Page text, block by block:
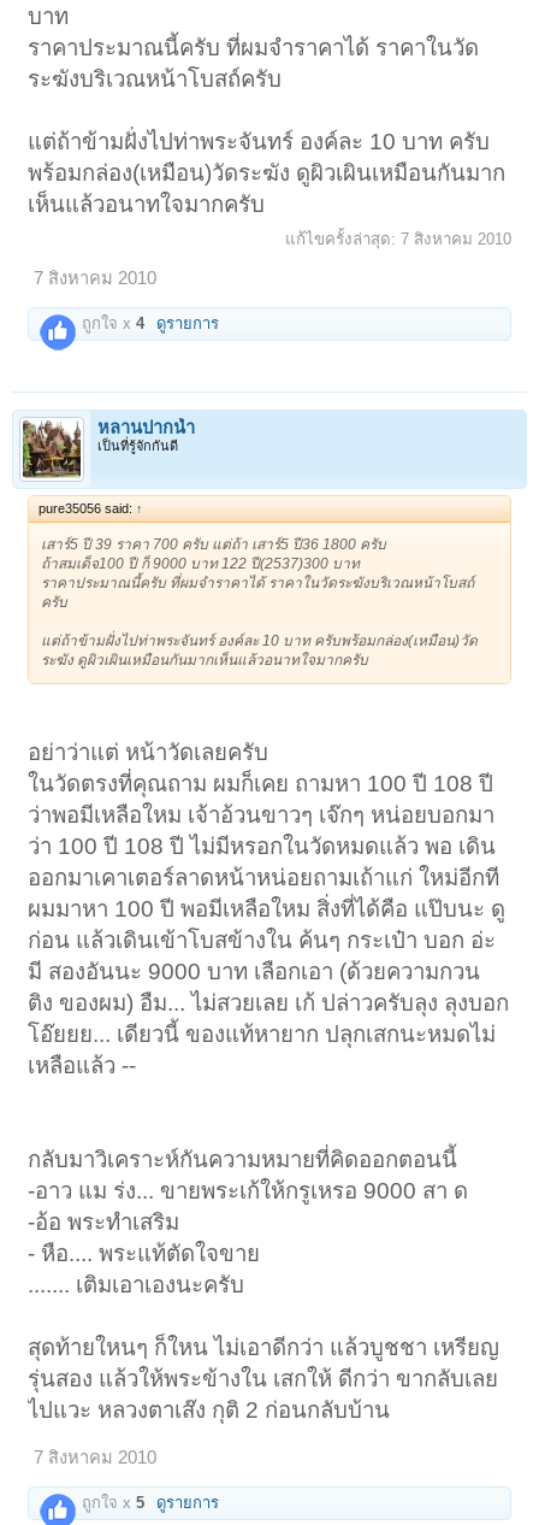
บาท
ราคาประมาณนี้ครับ ที่ผมจำราคาได้ ราคาในวัด
ระฆังบริเวณหน้าโบสถ์ครับ
แต่ถ้าข้ามฝั่งไปท่าพระจันทร์ องค์ละ 10 บาท ครับ
พร้อมกล่อง(เหมือน)วัดระฆัง ดูผิวเผินเหมือนกันมาก
เห็นแล้วอนาทใจมากครับ
แก้ไขครั้งล่าสุด: 7 สิงหาคม 2010
7 สิงหาคม 2010
ถูกใจ x4 ดูรายการ
หลานปากน้ำ
เป็นที่รู้จักกันดี
pure35056 said: ↑
เสาร์5 ปี 39 ราคา 700 ครับ แต่ถ้า เสาร์5 ปี36 1800 ครับ
ถ้าสมเด็จ100 ปี ก็ 9000 บาท 122 ปี(2537)300 บาท
ราคาประมาณนี้ครับ ที่ผมจำราคาได้ ราคาในวัดระฆังบริเวณหน้าโบสถ์
ครับ
แต่ถ้าข้ามฝั่งไปท่าพระจันทร์ องค์ละ 10 บาท ครับพร้อมกล่อง(เหมือน)วัด
ระฆัง ดูผิวเผินเหมือนกันมากเห็นแล้วอนาทใจมากครับ
อย่าว่าแต่ หน้าวัดเลยครับ
ในวัดตรงที่คุณถาม ผมก็เคย ถามหา 100 ปี 108 ปี
ว่าพอมีเหลือใหม เจ้าอ้วนขาวๆ เจ๊กๆ หน่อยบอกมา
ว่า 100 ปี 108 ปี ไม่มีหรอกในวัดหมดแล้ว พอ เดิน
ออกมาเคาเตอร์ลาดหน้าหน่อยถามเถ้าแก่ ใหม่อีกที
ผมมาหา 100 ปี พอมีเหลือใหม สิ่งที่ได้คือ แป๊บนะ ดู
ก่อน แล้วเดินเข้าโบสข้างใน ค้นๆ กระเป๋า บอก อ่ะ
มี สองอันนะ 9000 บาท เลือกเอา (ด้วยความกวน
ติง ของผม) อืม... ไม่สวยเลย เก้ ปล่าวครับลุง ลุงบอก
โอ๊ยยย... เดียวนี้ ของแท้หายาก ปลุกเสกนะหมดไม่
เหลือแล้ว --
กลับมาวิเคราะห์กันความหมายที่คิดออกตอนนี้
-อาว แม ร่ง... ขายพระเก้ให้กรูเหรอ 9000 สา ด
-อ้อ พระทำเสริม
- หือ.... พระแท้ตัดใจขาย
....... เติมเอาเองนะครับ
สุดท้ายใหนๆ ก็ใหน ไม่เอาดีกว่า แล้วบูชชา เหรียญ
รุ่นสอง แล้วให้พระข้างใน เสกให้ ดีกว่า ขากลับเลย
ไปแวะ หลวงตาเส๊ง กุติ 2 ก่อนกลับบ้าน
7 สิงหาคม 2010
ถูกใจ x5 ดูรายการ